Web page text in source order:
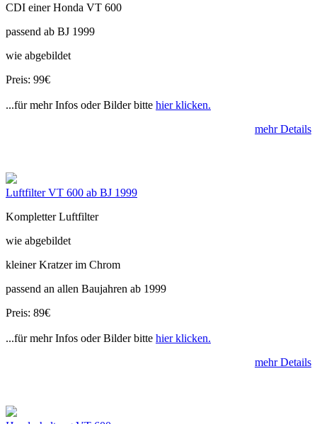
CDI einer Honda VT 600
passend ab BJ 1999
wie abgebildet
Preis: 99€
...für mehr Infos oder Bilder bitte hier klicken.
mehr Details
Luftfilter VT 600 ab BJ 1999
Kompletter Luftfilter
wie abgebildet
kleiner Kratzer im Chrom
passend an allen Baujahren ab 1999
Preis: 89€
...für mehr Infos oder Bilder bitte hier klicken.
mehr Details